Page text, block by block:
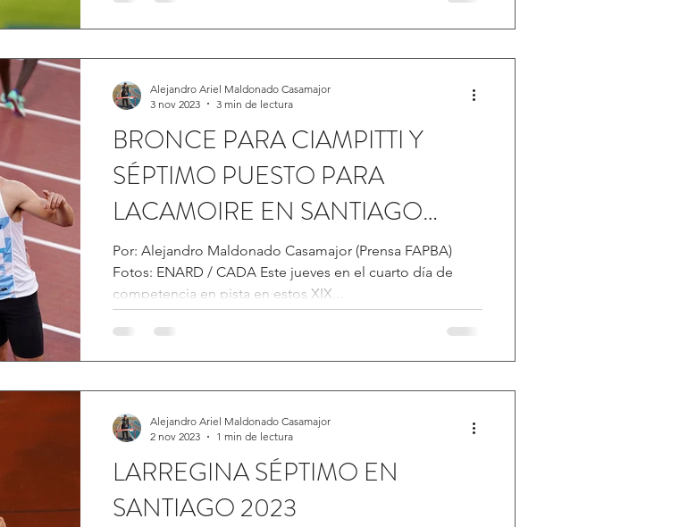
BRONCE PARA CIAMPITTI Y
SÉPTIMO PUESTO PARA
LACAMOIRE EN SANTIAGO
2023
Por: Alejandro Maldonado Casamajor (Prensa FAPBA)
Fotos: ENARD / CADA Este jueves en el cuarto día de
competencia en pista en estos XIX...
Alejandro Ariel Maldonado Casamajor
3 nov 2023
3 min de lectura
LARREGINA SÉPTIMO EN
SANTIAGO 2023
Alejandro Ariel Maldonado Casamajor
2 nov 2023
1 min de lectura